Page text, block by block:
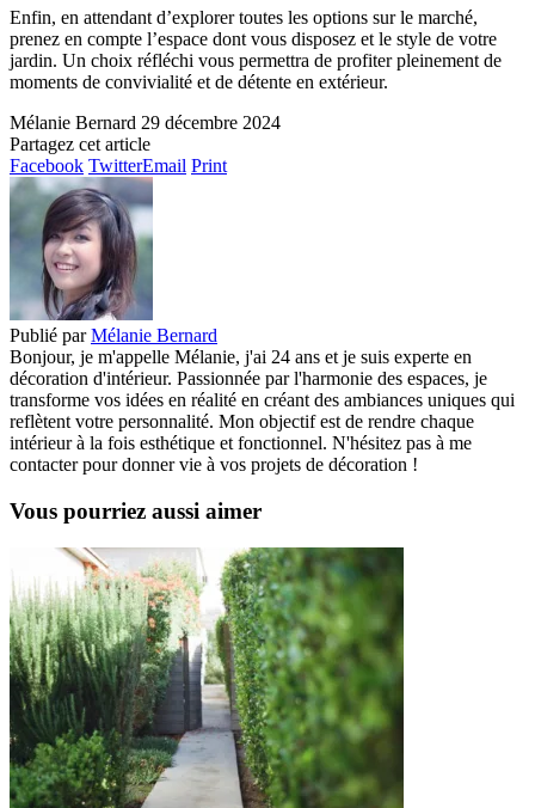
Enfin, en attendant d’explorer toutes les options sur le marché,
prenez en compte l’espace dont vous disposez et le style de votre
jardin. Un choix réfléchi vous permettra de profiter pleinement de
moments de convivialité et de détente en extérieur.
Mélanie Bernard 29 décembre 2024
Partagez cet article
Facebook TwitterEmail Print
Publié par Mélanie Bernard
Bonjour, je m'appelle Mélanie, j'ai 24 ans et je suis experte en
décoration d'intérieur. Passionnée par l'harmonie des espaces, je
transforme vos idées en réalité en créant des ambiances uniques qui
reflètent votre personnalité. Mon objectif est de rendre chaque
intérieur à la fois esthétique et fonctionnel. N'hésitez pas à me
contacter pour donner vie à vos projets de décoration !
Vous pourriez aussi aimer